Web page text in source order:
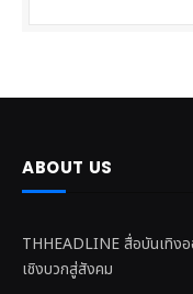
ABOUT US
THHEADLINE สื่อบันเทิง
เชิงบวกสู่สังคม